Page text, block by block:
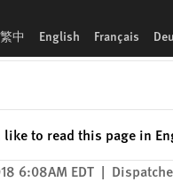
繁中 English Français
like to read this page in
6:08AM EDT |